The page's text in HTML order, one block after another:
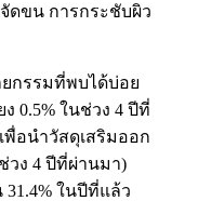
ดขน การกระชับผิว
กรรมที่พบได้บ่อย
0.5% ในช่วง 4 ปีที่
พื่อนำวัสดุเสริมออก
วง 4 ปีที่ผ่านมา)
ในปีที่แล้ว